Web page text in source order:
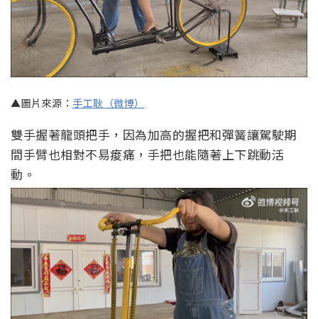
▲圖片來源： 手工耿（微博）
雙手握著龍頭把手，因為加高的握把和彈簧讓駕駛期
間手臂也相對不易痠痛，手把也能隨著上下跳動活
動。